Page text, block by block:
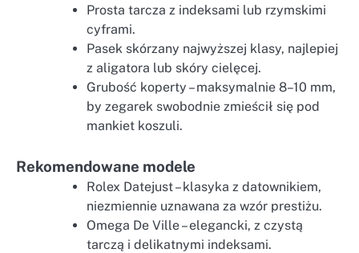
Prosta tarcza z indeksami lub rzymskimi
cyframi.
Pasek skórzany najwyższej klasy, najlepiej
z aligatora lub skóry cielęcej.
Grubość koperty – maksymalnie 8–10 mm,
by zegarek swobodnie zmieścił się pod
mankiet koszuli.
Rekomendowane modele
Rolex Datejust – klasyka z datownikiem,
niezmiennie uznawana za wzór prestiżu.
Omega De Ville – elegancki, z czystą
tarczą i delikatnymi indeksami.